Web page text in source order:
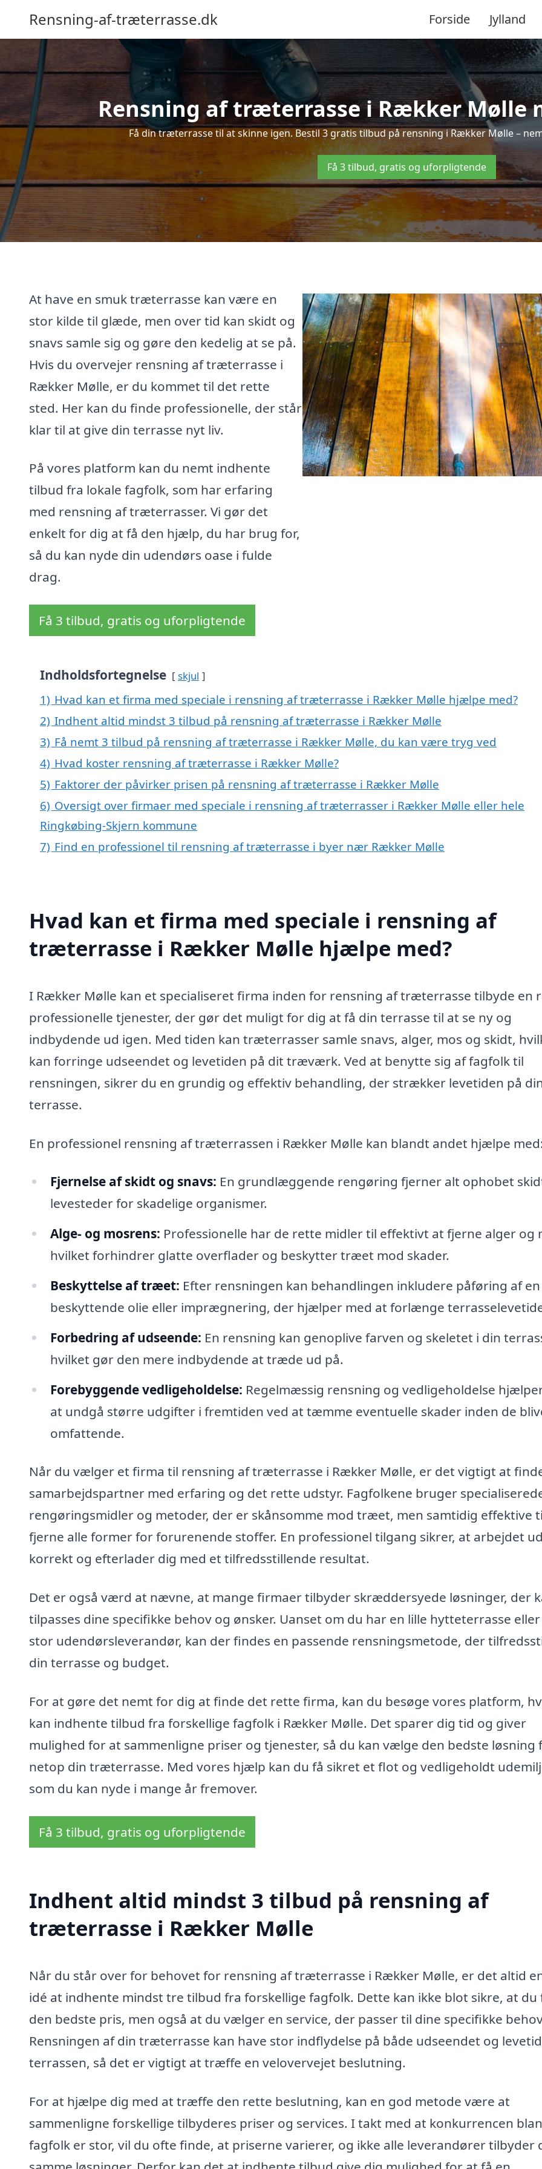
Rensning-af-træterrasse.dk Forside Jylland
Rensning af træterrasse i Rækker Mølle
Få din træterrasse til at skinne igen. Bestil 3 gratis tilbud på rensning i Rækker Mølle –
Få 3 tilbud, gratis og uforpligtende
At have en smuk træterrasse kan være en
stor kilde til glæde, men over tid kan skidt og
snavs samle sig og gøre den kedelig at se på.
Hvis du overvejer rensning af træterrasse i
Rækker Mølle, er du kommet til det rette
sted. Her kan du finde professionelle, der står
klar til at give din terrasse nyt liv.
På vores platform kan du nemt indhente
tilbud fra lokale fagfolk, som har erfaring
med rensning af træterrasser. Vi gør det
enkelt for dig at få den hjælp, du har brug for,
så du kan nyde din udendørs oase i fulde
drag.
Få 3 tilbud, gratis og uforpligtende
Indholdsfortegnelse skjul
1) Hvad kan et firma med speciale i rensning af træterrasse i Rækker Mølle hjælpe med?
2) Indhent altid mindst 3 tilbud på rensning af træterrasse i Rækker Mølle
3) Få nemt 3 tilbud på rensning af træterrasse i Rækker Mølle, du kan være tryg ved
4) Hvad koster rensning af træterrasse i Rækker Mølle?
5) Faktorer der påvirker prisen på rensning af træterrasse i Rækker Mølle
6) Oversigt over firmaer med speciale i rensning af træterrasser i Rækker Mølle eller hele
Ringkøbing-Skjern kommune
7) Find en professionel til rensning af træterrasse i byer nær Rækker Mølle
Hvad kan et firma med speciale i rensning af
træterrasse i Rækker Mølle hjælpe med?
I Rækker Mølle kan et specialiseret firma inden for rensning af træterrasse tilbyde en
professionelle tjenester, der gør det muligt for dig at få din terrasse til at se ny og
indbydende ud igen. Med tiden kan træterrasser samle snavs, alger, mos og skidt,
kan forringe udseendet og levetiden på dit træværk. Ved at benytte sig af fagfolk til
rensningen, sikrer du en grundig og effektiv behandling, der strækker levetiden på
terrasse.
En professionel rensning af træterrassen i Rækker Mølle kan blandt andet hjælpe med:
Fjernelse af skidt og snavs: En grundlæggende rengøring fjerner alt ophobet
levesteder for skadelige organismer.
Alge- og mosrens: Professionelle har de rette midler til effektivt at fjerne alger og
hvilket forhindrer glatte overflader og beskytter træet mod skader.
Beskyttelse af træet: Efter rensningen kan behandlingen inkludere påføring af en
beskyttende olie eller imprægnering, der hjælper med at forlænge
Forbedring af udseende: En rensning kan genoplive farven og skeletet i din
hvilket gør den mere indbydende at træde ud på.
Forebyggende vedligeholdelse: Regelmæssig rensning og vedligeholdelse
at undgå større udgifter i fremtiden ved at tæmme eventuelle skader inden de
omfattende.
Når du vælger et firma til rensning af træterrasse i Rækker Mølle, er det vigtigt at
samarbejdspartner med erfaring og det rette udstyr. Fagfolkene bruger
rengøringsmidler og metoder, der er skånsomme mod træet, men samtidig effektive
fjerne alle former for forurenende stoffer. En professionel tilgang sikrer, at arbejdet
korrekt og efterlader dig med et tilfredsstillende resultat.
Det er også værd at nævne, at mange firmaer tilbyder skræddersyede løsninger, der
tilpasses dine specifikke behov og ønsker. Uanset om du har en lille hytteterrasse
stor udendørsleverandør, kan der findes en passende rensningsmetode, der
din terrasse og budget.
For at gøre det nemt for dig at finde det rette firma, kan du besøge vores platform,
kan indhente tilbud fra forskellige fagfolk i Rækker Mølle. Det sparer dig tid og giver
mulighed for at sammenligne priser og tjenester, så du kan vælge den bedste løsning
netop din træterrasse. Med vores hjælp kan du få sikret et flot og vedligeholdt
som du kan nyde i mange år fremover.
Få 3 tilbud, gratis og uforpligtende
Indhent altid mindst 3 tilbud på rensning af
træterrasse i Rækker Mølle
Når du står over for behovet for rensning af træterrasse i Rækker Mølle, er det altid
idé at indhente mindst tre tilbud fra forskellige fagfolk. Dette kan ikke blot sikre, at du
den bedste pris, men også at du vælger en service, der passer til dine specifikke
Rensningen af din træterrasse kan have stor indflydelse på både udseendet og
terrassen, så det er vigtigt at træffe en velovervejet beslutning.
For at hjælpe dig med at træffe den rette beslutning, kan en god metode være at
sammenligne forskellige tilbyderes priser og services. I takt med at konkurrencen
fagfolk er stor, vil du ofte finde, at priserne varierer, og ikke alle leverandører tilbyder